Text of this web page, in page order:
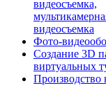
видеосъемка,
видеосъемка
Фото-
Создание 3D
виртуальных
Производство